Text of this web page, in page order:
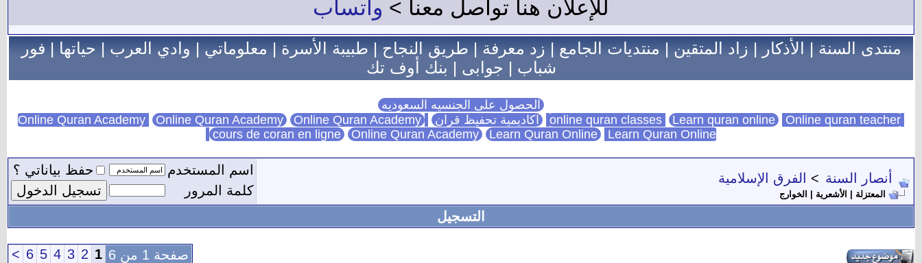
للإعلان هنا تواصل معنا > واتساب
منتدى السنة|الأذكار|زاد المتقين|منتديات الجامع|زد معرفة|طريق النجاح|طبيبة الأسرة|معلوماتي|وادي العرب|حياتها|فور
شباب | جوابى | بنك أوف تك
الحصول على الجنسيه السعوديه
Learn quran online Online quran teacher اكاديمية تحفيظ قران Online Quran Academy Online Quran Academy
cours de coran en ligne Online Quran Academy Learn Quran Online Learn Quran Online
أنصار السنة > الفرق الإسلامية
المعتزلة | الأشعرية | الخوارج
اسم المستخدم
حفظ بياناتي ؟
كلمة المرور
التسجيل
صفحة 1 من 6 1
2
3
4
5
6
>